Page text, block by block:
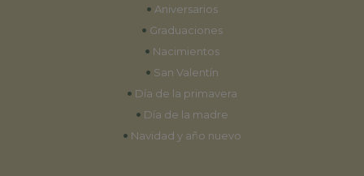
• Aniversarios
• Graduaciones
• Nacimientos
• San Valentín
• Día de la primavera
• Día de la madre
• Navidad y año nuevo